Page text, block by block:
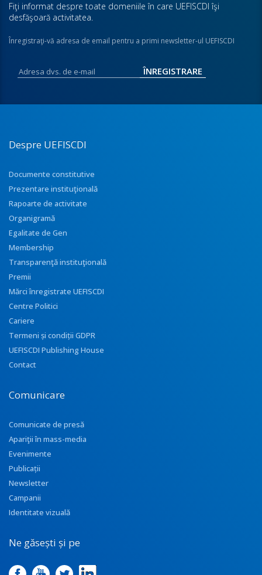
Fiţi informat despre toate domeniile în care UEFISCDI îşi
desfăşoară activitatea.
Înregistraţi-vă adresa de email pentru a primi newsletter-ul UEFISCDI
Despre UEFISCDI
Documente constitutive
Prezentare instituţională
Rapoarte de activitate
Organigramă
Egalitate de Gen
Membership
Transparenţă instituţională
Premii
Mărci înregistrate UEFISCDI
Centre Politici
Cariere
Termeni și condiții GDPR
UEFISCDI Publishing House
Contact
Comunicare
Comunicate de presă
Apariţii în mass-media
Evenimente
Publicații
Newsletter
Campanii
Identitate vizuală
Ne găsești și pe